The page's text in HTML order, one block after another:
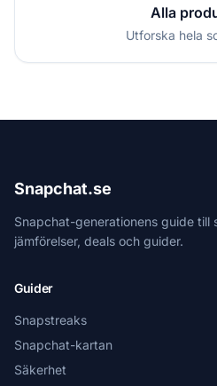
Alla
Utforska hela
Snapchat.se
Snapchat-generationens guide till
jämförelser, deals och guider.
Guider
Snapstreaks
Snapchat-kartan
Säkerhet